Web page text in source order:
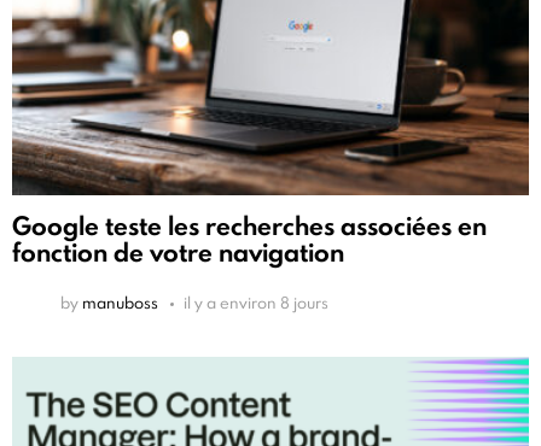
Google teste les recherches associées en
fonction de votre navigation
by manuboss il y a environ 8 jours